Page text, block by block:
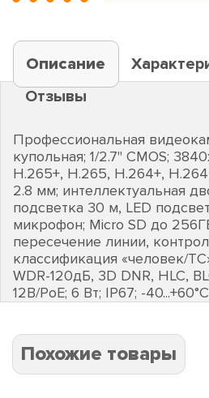
Описание
Отзывы
Профессиональная
купольная; 1/2.7" CMOS;
Н.265+, H.265, H.264+,
2.8 мм; интеллектуальная
подсветка 30 м, LED
микрофон; Micro SD до
пересечение линии,
классификация «человек/
WDR-120дБ, 3D DNR, HLC,
12В/PoE; 6 Вт; IP67; -
Похожие товары